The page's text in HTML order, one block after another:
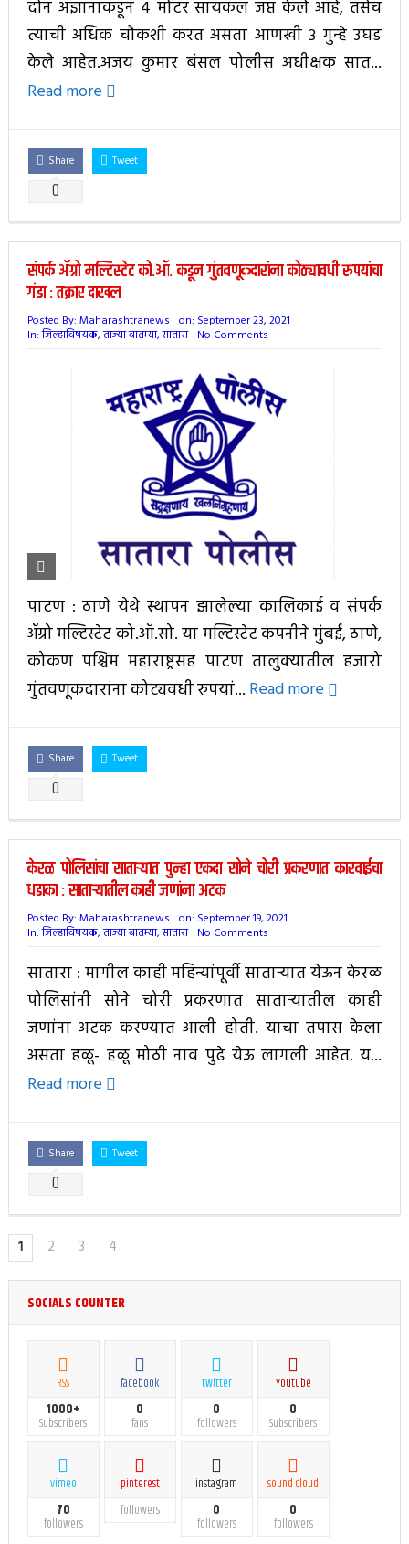
दोन अज्ञानांकडून ४ मोटर सायकल जप्त केले आहे, तसेच
त्यांची अधिक चौकशी करत असता आणखी ३ गुन्हे उघड
केले आहेत.अजय कुमार बंसल पोलीस अधीक्षक सात...
Read more
Share
0
Tweet
संपर्क ॲग्रो मल्टिस्टेट को.ऑ. कडून गुंतवणूकदारांना कोठ्यावधी रुपयांचा
गंडा : तक्रार दाखल
Posted By: Maharashtranews on: September 23, 2021
In:जिल्हाविषयक, ताज्या बातम्या,सातारा No Comments
पाटण : ठाणे येथे स्थापन झालेल्या कालिकाई व संपर्क
ॲग्रो मल्टिस्टेट को.ऑ.सो. या मल्टिस्टेट कंपनीने मुंबई, ठाणे,
कोकण पश्चिम महाराष्ट्रसह पाटण तालुक्यातील हजारो
गुंतवणूकदारांना कोट्यवधी रुपयां... Read more
Share
0
Tweet
केरळ पोलिसांचा साताऱ्यात पुन्हा एकदा सोने चोरी प्रकरणात कारवाईचा
धडाका : साताऱ्यातील काही जणांना अटक
Posted By: Maharashtranews on: September 19, 2021
In:जिल्हाविषयक, ताज्या बातम्या,सातारा No Comments
सातारा : मागील काही महिन्यांपूर्वी साताऱ्यात येऊन केरळ
पोलिसांनी सोने चोरी प्रकरणात साताऱ्यातील काही
जणांना अटक करण्यात आली होती. याचा तपास केला
असता हळू- हळू मोठी नाव पुढे येऊ लागली आहेत. य...
Read more
Share
0
Tweet
1 2 3 4
SOCIALS COUNTER
RSS
1000+
Subscribers
facebook
0
fans
twitter
0
followers
Youtube
0
Subscribers
vimeo
70
followers
pinterest
followers
instagram
0
followers
sound cloud
0
followers